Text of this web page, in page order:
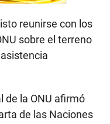
reunirse con los
sobre el terreno
de la ONU afirmó
de las Naciones